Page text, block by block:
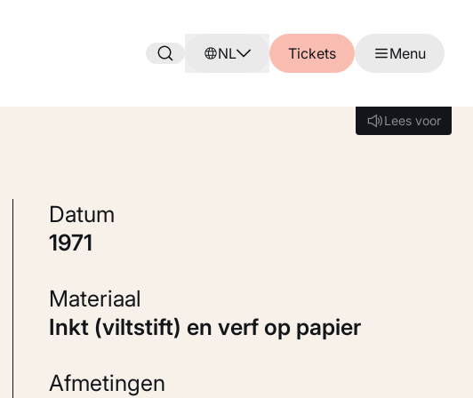
NL Tickets Menu
Lees voor
Lees voor
Datum
1971
Materiaal
Inkt (viltstift) en verf op papier
Afmetingen